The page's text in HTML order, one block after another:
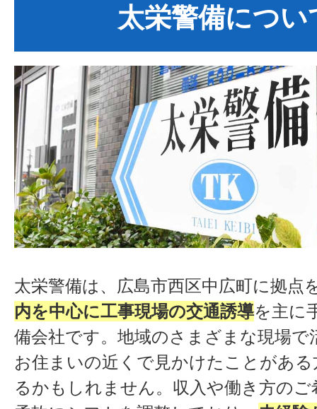
太栄警備につい
太栄警備は、広島市西区中広町に拠点
内を中心に工事現場の交通誘導を主に
備会社です。地域のさまざまな現場で
お住まいの近くで見かけたことがあ
るかもしれません。収入や働き方の